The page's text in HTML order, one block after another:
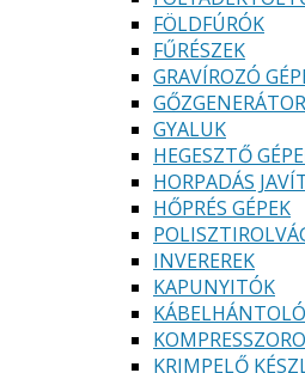
FÖLDFÚRÓK
FŰRÉSZEK
GRAVÍROZÓ
GYALUK
HEGESZTŐ
HORPADÁS
HŐPRÉS GÉPEK
INVEREREK
KAPUNYITÓK
KRIMPELŐ